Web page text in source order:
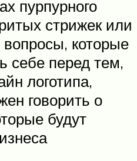
пурпурного
стрижек или
которые
себе перед тем,
логотипа,
говорить о
будут